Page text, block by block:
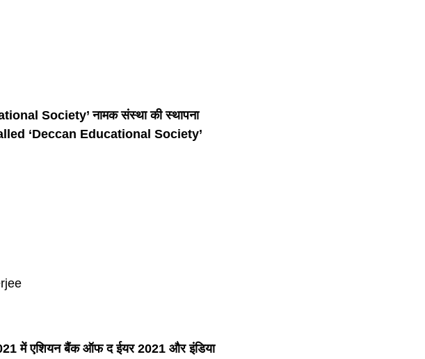
Society’ नामक संस्था की स्थापना
‘Deccan Educational Society’
में एशियन बैंक ऑफ द ईयर 2021 और इंडिया